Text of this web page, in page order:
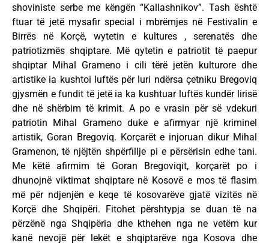
shoviniste serbe me këngën “Kallashnikov”. Tash është
ftuar të jetë mysafir special i mbrëmjes në Festivalin e
Birrës në Korçë, wytetin e kultures , serenatës dhe
patriotizmës shqiptare. Më qytetin e patriotit të paepur
shqiptar Mihal Grameno i cili tërë jetën kulturore dhe
artistike ia kushtoi luftës për luri ndërsa çetniku Bregoviq
gjysmën e fundit të jetë ia ka kushtuar luftës kundër lirisë
dhe në shërbim të krimit. A po e vrasin për së vdekuri
patriotin Mihal Grameno duke e afirmyar një kriminel
artistik, Goran Bregoviq. Korçarët e injoruan dikur Mihal
Gramenon, të njëjtën shpërfillje pi e përsërisin edhe tani.
Me këtë afirmim të Goran Bregoviqit, korçarët po i
dhunojnë viktimat shqiptare në Kosovë e mos të flasim
më për ndjenjën e keqe të kosovarëve gjatë vizitës në
Korçë dhe Shqipëri. Fitohet përshtypja se duan të na
përzënë nga Shqipëria dhe kthehen nga ne vetëm kur
kanë nevojë për lekët e shqiptarëve nga Kosova dhe